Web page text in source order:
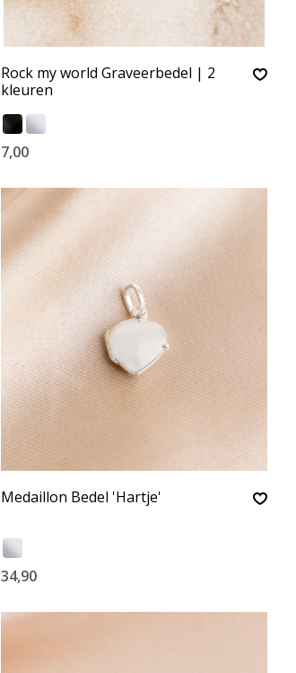
Rock my world Graveerbedel | 2
kleuren
7,00
Medaillon Bedel 'Hartje'
34,90